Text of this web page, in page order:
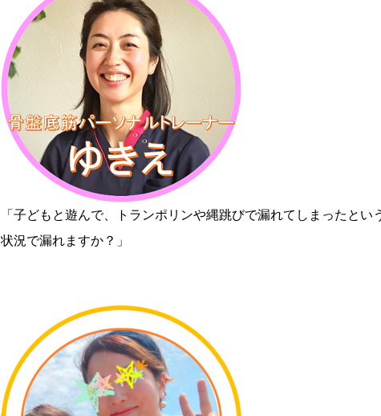
「子どもと遊んで、トランポリンや縄跳びで漏れてしまったと
状況で漏れますか？」